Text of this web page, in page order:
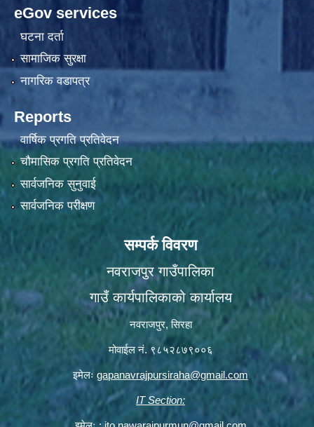
eGov services
घटना दर्ता
सामाजिक सुरक्षा
नागरिक वडापत्र
Reports
वार्षिक प्रगति प्रतिवेदन
चौमासिक प्रगति प्रतिवेदन
सार्वजनिक सुनुवाई
सार्वजनिक परीक्षण
सम्पर्क विवरण
नवराजपुर गाउँपालिका
गाउँ कार्यपालिकाको कार्यालय
नवराजपुर, सिरहा
मोवाईल नं. ९८५२८७९००६
इमेलः gapanavrajpursiraha@gmail.com
IT Section: